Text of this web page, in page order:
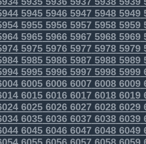
59455946594759485949
59555956595759585959
59655966596759685969
59755976597759785979
59855986598759885989
59955996599759985999
60056006600760086009
60156016601760186019
60256026602760286029
60356036603760386039
60456046604760486049